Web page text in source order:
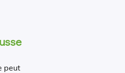
peut